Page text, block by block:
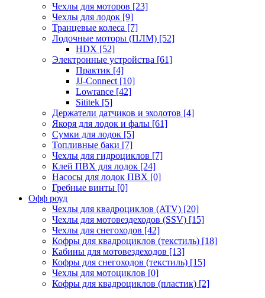
Чехлы для моторов [23]
Чехлы для лодок [9]
Транцевые колеса [7]
Лодочные моторы (ПЛМ) [52]
HDX [52]
Электронные устройства [61]
Практик [4]
JJ-Connect [10]
Lowrance [42]
Sititek [5]
Держатели датчиков и эхолотов [4]
Якоря для лодок и фалы [61]
Сумки для лодок [5]
Топливные баки [7]
Чехлы для гидроциклов [7]
Клей ПВХ для лодок [24]
Насосы для лодок ПВХ [0]
Гребные винты [0]
Офф роуд
Чехлы для квадроциклов (ATV) [20]
Чехлы для мотовездеходов (SSV) [15]
Чехлы для снегоходов [42]
Кофры для квадроциклов (текстиль) [18]
Кабины для мотовездеходов [13]
Кофры для снегоходов (текстиль) [15]
Чехлы для мотоциклов [0]
Кофры для квадроциклов (пластик) [2]